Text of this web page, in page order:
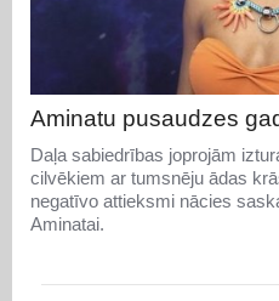
Aminatu pusaudzes
Daļa sabiedrības joprojām
cilvēkiem ar tumsnēju ādas
negatīvo attieksmi nācies
Aminatai.